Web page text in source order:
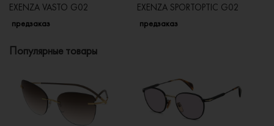
EXENZA VASTO G02
предзаказ
EXENZA SPORTOPTIC G02
предзаказ
Популярные товары